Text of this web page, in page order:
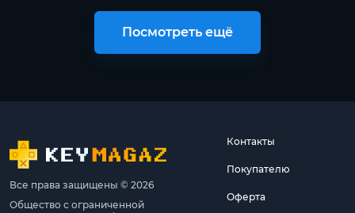
Посмотреть ещё
Все права защищены © 2026
Общество с ограниченной
Контакты
Покупателю
Оферта